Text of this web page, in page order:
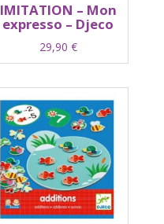
IMITATION – Mon
expresso – Djeco
29,90 €